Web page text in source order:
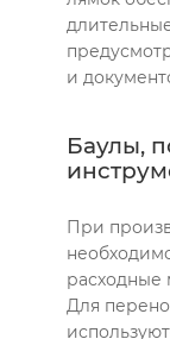
и
Баулы,
При
расходные
Для